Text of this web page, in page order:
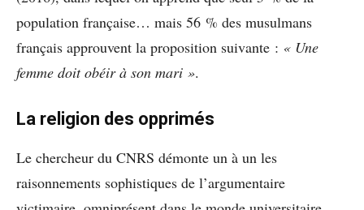
population française… mais 56 % des musulmans
français approuvent la proposition suivante : « Une
femme doit obéir à son mari ».
La religion des opprimés
Le chercheur du CNRS démonte un à un les
raisonnements sophistiques de l’argumentaire